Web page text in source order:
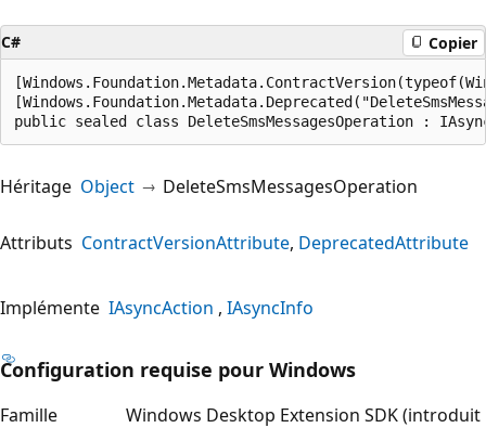
C# Copier
public sealed class DeleteSmsMessagesOperation :
Héritage Object DeleteSmsMessagesOperation
Attributs ContractVersionAttribute DeprecatedAttribute
Implémente IAsyncAction IAsyncInfo
Configuration requise pour Windows
Famille
Windows Desktop Extension SDK (introduit